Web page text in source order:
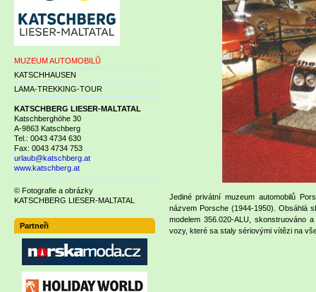
Jediné privátní muzeum automobilů
názvem Porsche (1944-1950). Obsáhlá
modelem 356.020-ALU,
vozy, které sa staly sériovými vítězi na
MUZEUM AUTOMOBILŮ
KATSCHHAUSEN
LAMA-TREKKING-TOUR
KATSCHBERG LIESER-MALTATAL
Katschberghöhe 30
A-9863 Katschberg
Tel.: 0043 4734 630
Fax: 0043 4734 753
urlaub@katschberg.at
www.katschberg.at
© Fotografie a obrázky
KATSCHBERG LIESER-MALTATAL
Partneři